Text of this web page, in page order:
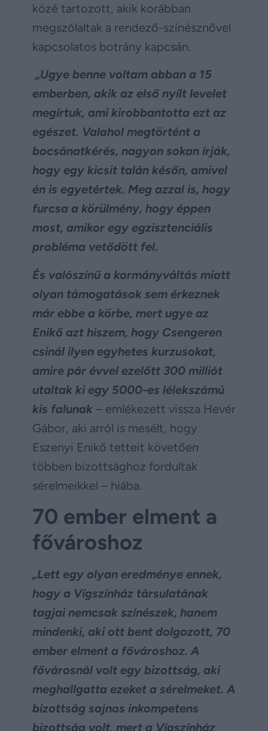
közé tartozott, akik korábban
megszólaltak a rendező-színésznővel
kapcsolatos botrány kapcsán.
„Ugye benne voltam abban a 15
emberben, akik az első nyílt levelet
megírtuk, ami kirobbantotta ezt az
egészet. Valahol megtörtént a
bocsánatkérés, nagyon sokan írják,
hogy egy kicsit talán későn, amivel
én is egyetértek. Meg azzal is, hogy
furcsa a körülmény, hogy éppen
most, amikor egy egzisztenciális
probléma vetődött fel.
És valószínű a kormányváltás miatt
olyan támogatások sem érkeznek
már ebbe a körbe, mert ugye az
Enikő azt hiszem, hogy Csengeren
csinál ilyen egyhetes kurzusokat,
amire pár évvel ezelőtt 300 milliót
utaltak ki egy 5000-es lélekszámú
kis falunak – emlékezett vissza Hevér
Gábor, aki arról is mesélt, hogy
Eszenyi Enikő tetteit követően
többen bizottsághoz fordultak
sérelmeikkel – hiába.
70 ember elment a
fővároshoz
„Lett egy olyan eredménye ennek,
hogy a Vígszínház társulatának
tagjai nemcsak színészek, hanem
mindenki, aki ott bent dolgozott, 70
ember elment a fővároshoz. A
fővárosnál volt egy bizottság, aki
meghallgatta ezeket a sérelmeket. A
bizottság sajnos inkompetens
bizottság volt, mert a Vígszínház